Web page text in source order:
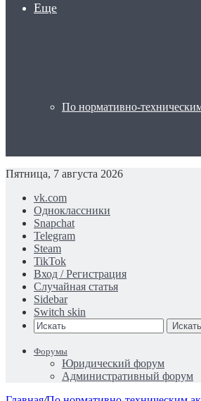
Еще
По нормативно-
Пятница, 7 августа 2026
vk.com
Одноклассники
Snapchat
Telegram
Steam
TikTok
Вход / Регистрация
Случайная статья
Sidebar
Switch skin
Искать
Форумы
Юридический форум
Административный форум